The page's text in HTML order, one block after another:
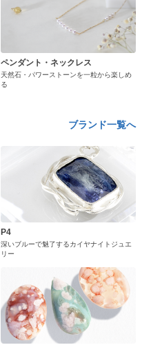
ペンダント・ネックレス
天然石・パワーストーンを一粒から楽しめ
る
ブランド一覧へ
P4
深いブルーで魅了するカイヤナイトジュエ
リー